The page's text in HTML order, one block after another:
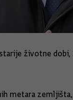
životne
metara